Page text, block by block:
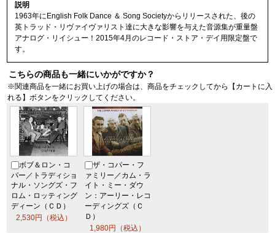
説明
1963年にEnglish Folk Dance ＆ Song Societyからリリースされた、後の
英トラッド・リヴァイヴァリスト達に大きな影響を与えた音源集が重量盤
アナログ・リイシュー！2015年4月のレコード・ストア・デイ用限定盤で
す。
こちらの商品も一緒にいかがですか？
※関連商品を一緒にお買い上げの場合は、商品をチェックしてから【カートに入
れる】ボタンをクリックしてください。
ボブ＆ロン・コ
パー／トラディショ
ナル・ソングズ・フ
ロム・ロッティ ング
ディーン（ＣＤ）
2,530円（税込）
ザ・コパー・フ
ァミリー／カム・ラ
イト・ミー・ダウ
ン：アーリー・レコ
ーディングズ（Ｃ
Ｄ）
1,980円（税込）